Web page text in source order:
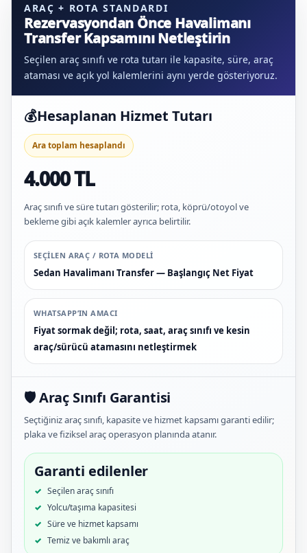
ARAÇ + ROTA STANDARDI
Rezervasyondan Önce Havalimanı
Transfer Kapsamını Netleştirin
Seçilen araç sınıfı ve rota tutarı ile kapasite, süre, araç
ataması ve açık yol kalemlerini aynı yerde gösteriyoruz.
💰Hesaplanan Hizmet Tutarı
Ara toplam hesaplandı
4.000 TL
Araç sınıfı ve süre tutarı gösterilir; rota, köprü/otoyol ve
bekleme gibi açık kalemler ayrıca belirtilir.
SEÇILEN ARAÇ / ROTA MODELI
Sedan Havalimanı Transfer — Başlangıç Net Fiyat
WHATSAPP’IN AMACI
Fiyat sormak değil; rota, saat, araç sınıfı ve kesin
araç/sürücü atamasını netleştirmek
🛡️ Araç Sınıfı Garantisi
Seçtiğiniz araç sınıfı, kapasite ve hizmet kapsamı garanti edilir;
plaka ve fiziksel araç operasyon planında atanır.
Garanti edilenler
Seçilen araç sınıfı
Yolcu/taşıma kapasitesi
Süre ve hizmet kapsamı
Temiz ve bakımlı araç